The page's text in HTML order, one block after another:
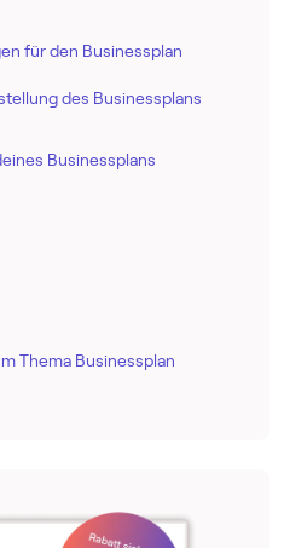
für den Businessplan
des Businessplans
Businessplans
Thema Businessplan